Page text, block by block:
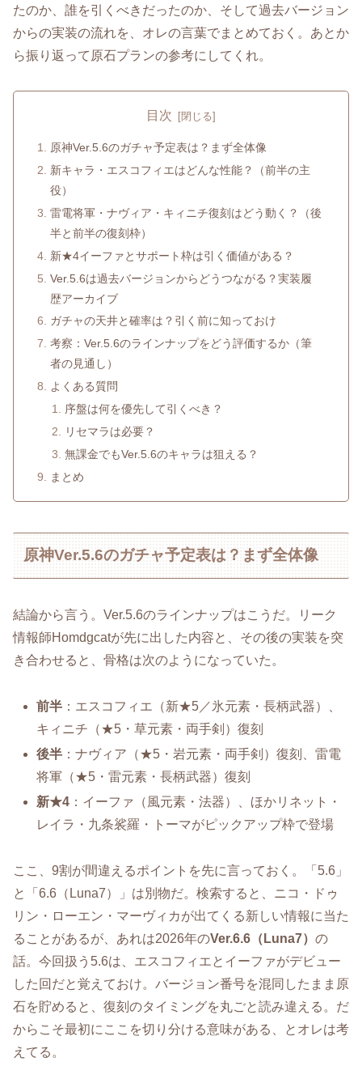
たのか、誰を引くべきだったのか、そして過去バージョン
からの実装の流れを、オレの言葉でまとめておく。あとか
ら振り返って原石プランの参考にしてくれ。
目次
原神Ver.5.6のガチャ予定表は？まず全体像
新キャラ・エスコフィエはどんな性能？（前半の主
役）
雷電将軍・ナヴィア・キィニチ復刻はどう動く？（後
半と前半の復刻枠）
新★4イーファとサポート枠は引く価値がある？
Ver.5.6は過去バージョンからどうつながる？実装履
歴アーカイブ
ガチャの天井と確率は？引く前に知っておけ
考察：Ver.5.6のラインナップをどう評価するか（筆
者の見通し）
よくある質問
序盤は何を優先して引くべき？
リセマラは必要？
無課金でもVer.5.6のキャラは狙える？
まとめ
原神Ver.5.6のガチャ予定表は？まず全体像
結論から言う。Ver.5.6のラインナップはこうだ。リーク
情報師Homdgcatが先に出した内容と、その後の実装を突
き合わせると、骨格は次のようになっていた。
前半 ：エスコフィエ（新★5／氷元素・長柄武器）、
キィニチ（★5・草元素・両手剣）復刻
後半 ：ナヴィア（★5・岩元素・両手剣）復刻、雷電
将軍（★5・雷元素・長柄武器）復刻
新★4 ：イーファ（風元素・法器）、ほかリネット・
レイラ・九条裟羅・トーマがピックアップ枠で登場
ここ、9割が間違えるポイントを先に言っておく。「5.6」
と「6.6（Luna7）」は別物だ。検索すると、ニコ・ドゥ
リン・ローエン・マーヴィカが出てくる新しい情報に当た
ることがあるが、あれは2026年のVer.6.6（Luna7） の
話。今回扱う5.6は、エスコフィエとイーファがデビュー
した回だと覚えておけ。バージョン番号を混同したまま原
石を貯めると、復刻のタイミングを丸ごと読み違える。だ
からこそ最初にここを切り分ける意味がある、とオレは考
えてる。